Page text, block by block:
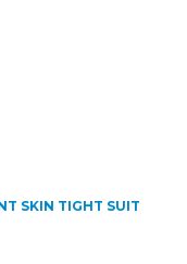
SKIN TIGHT SUIT